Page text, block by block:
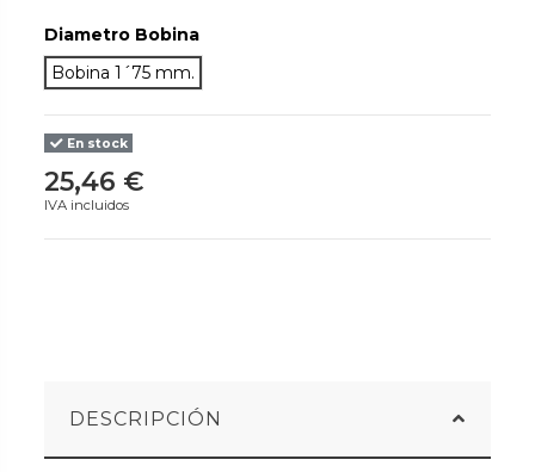
Diametro Bobina
Bobina 1´75 mm.
En stock
25,46 €
IVA incluidos
DESCRIPCIÓN